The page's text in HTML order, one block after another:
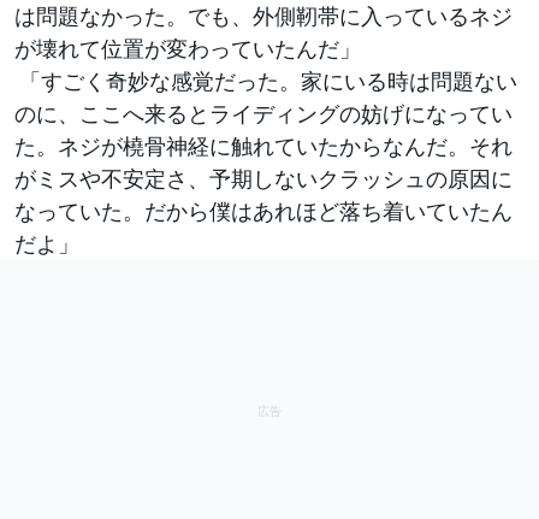
は問題なかった。でも、外側靭帯に入っているネジ
が壊れて位置が変わっていたんだ」
「すごく奇妙な感覚だった。家にいる時は問題ない
のに、ここへ来るとライディングの妨げになってい
た。ネジが橈骨神経に触れていたからなんだ。それ
がミスや不安定さ、予期しないクラッシュの原因に
なっていた。だから僕はあれほど落ち着いていたん
だよ」